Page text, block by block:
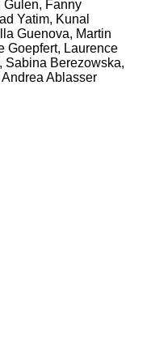
Gulen, Fanny
Yatim, Kunal
Guenova, Martin
Goepfert, Laurence
Sabina Berezowska,
Ablasser